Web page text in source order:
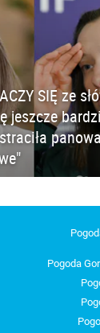
SIĘ ze
jeszcze
Pogoda